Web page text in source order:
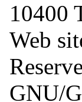
10400
Web
GNU/